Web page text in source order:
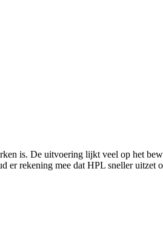
is. De uitvoering lijkt veel op het
er rekening mee dat HPL sneller uitzet